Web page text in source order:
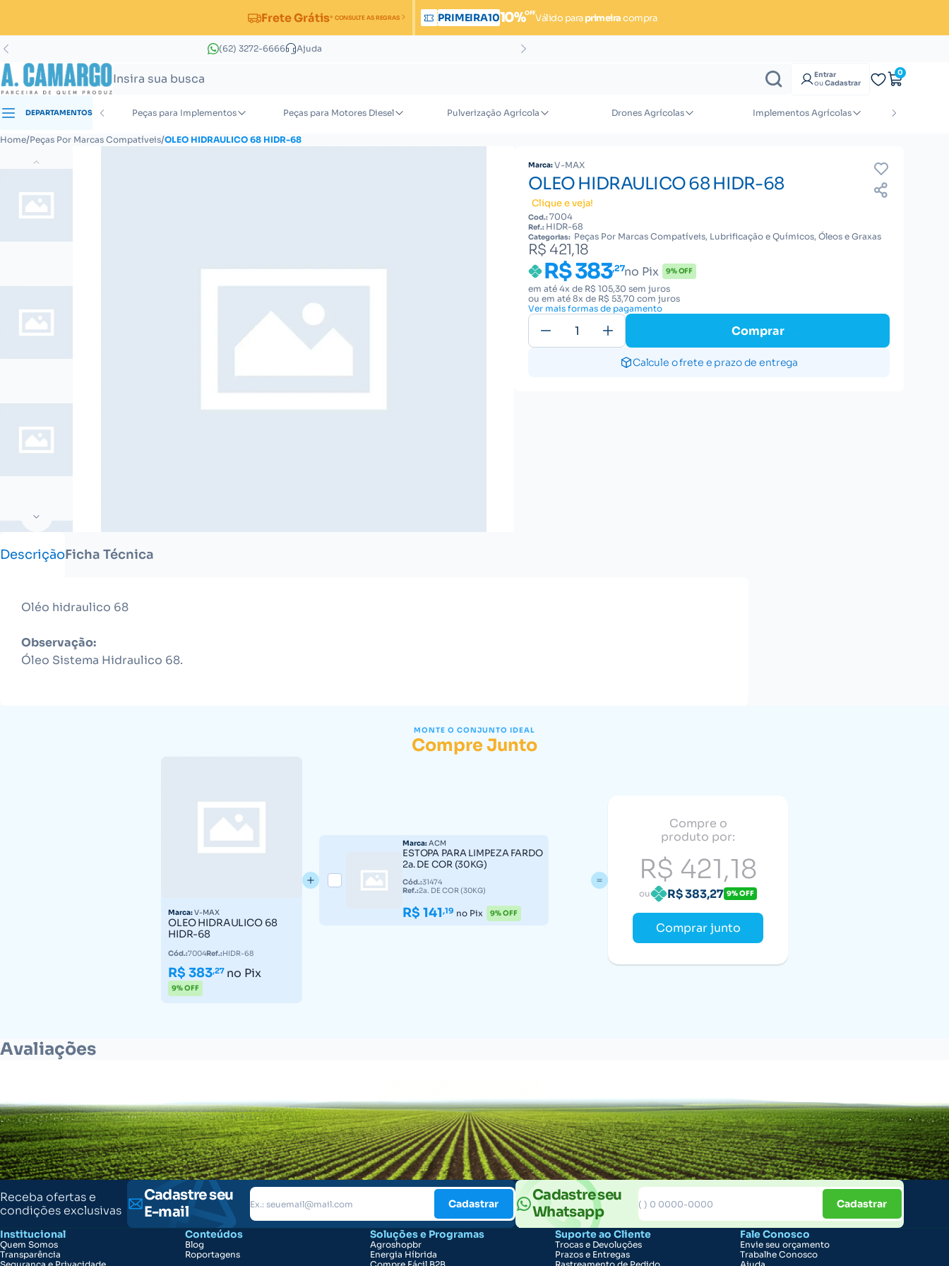
Frete Grátis* CONSULTE AS REGRAS PRIMEIRA1010%OFFVálido paraprimeiracompra
(62) 3272-6666 Ajuda
Entrar
ouCadastrar
0
DEPARTAMENTOS
para Tratores Peças para Implementos Peças para Motores Diesel Pulverização Agrícola Drones Agrícolas Implementos Agrícolas
Home/Peças Por Marcas Compatíveis/OLEO HIDRAULICO 68 HIDR-68
Marca:V-MAX
OLEO HIDRAULICO 68 HIDR-68
Clique e veja!
Cod.:7004
Ref.: HIDR-68
Categorias: Peças Por Marcas Compatíveis, Lubrificação e Químicos, Óleos e Graxas
R$ 421,18
R$ 383,27no Pix 9% OFF
em até 4x de R$ 105,30 sem juros
ou em até 8x de R$ 53,70 com juros
Ver mais formas de pagamento
Comprar
Calcule o frete e prazo de entrega
DescriçãoFicha Técnica
Oléo hidraulico 68
Observação:
Óleo Sistema Hidraulico 68.
MONTE O CONJUNTO IDEAL
Compre Junto
Marca:V-MAX
OLEO HIDRAULICO 68
HIDR-68
Cód.:7004Ref.:HIDR-68
R$ 383,27 no Pix
9% OFF
Marca:ACM
ESTOPA PARA LIMPEZA FARDO
2a. DE COR (30KG)
Cód.:31474
Ref.:2a. DE COR (30KG)
R$ 141 ,19 no Pix 9% OFF
Compre o
produto por:
R$ 421,18
ou R$ 383,27 9% OFF
Comprar junto
Avaliações
Receba ofertas e
condições exclusivas
Cadastre seu
E-mail
Cadastrar
Cadastre seu
Whatsapp
Cadastrar
Institucional
Quem Somos
Transparência
Conteúdos
Blog
Roportagens
Soluções e Programas
Agroshopbr
Energia Híbrida
Suporte ao Cliente
Trocas e Devoluções
Prazos e Entregas
Fale Conosco
Envie seu orçamento
Trabalhe Conosco